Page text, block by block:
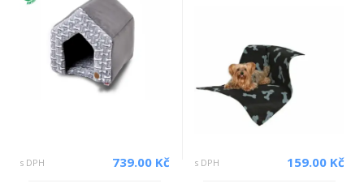
s DPH 739.00 Kč s DPH 159.00 Kč